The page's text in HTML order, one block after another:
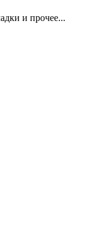
и прочее...